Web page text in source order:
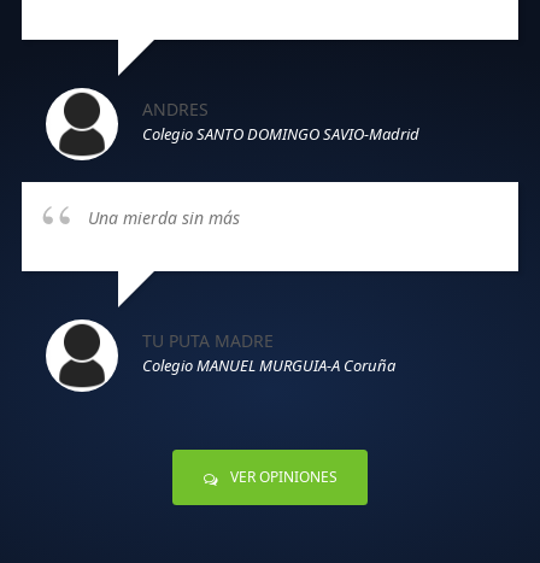
ANDRES
Colegio SANTO DOMINGO SAVIO-Madrid
Una mierda sin más
TU PUTA MADRE
Colegio MANUEL MURGUIA-A Coruña
VER OPINIONES